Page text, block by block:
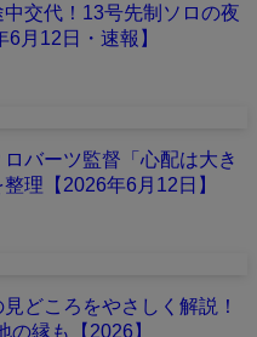
交代！13号先制ソロの夜
月12日・速報】
バーツ監督「心配は大き
理【2026年6月12日】
どころをやさしく解説！
縁も【2026】